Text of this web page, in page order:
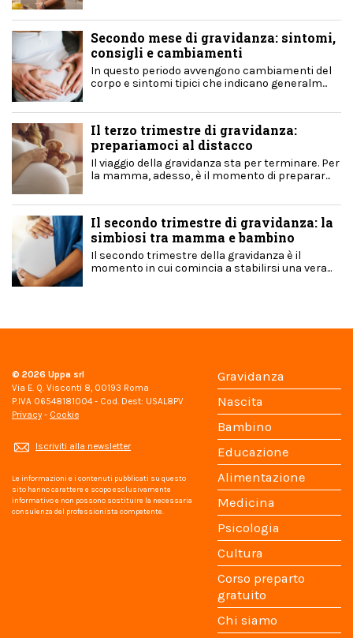
Secondo mese di gravidanza: sintomi,
consigli e cambiamenti
In questo periodo avvengono cambiamenti del
corpo e sintomi tipici che indicano generalm...
Il terzo trimestre di gravidanza:
prepariamoci al distacco
Il viaggio della gravidanza sta per terminare. Per
la mamma, adesso, è il momento di preparar...
Il secondo trimestre di gravidanza: la
simbiosi tra mamma e bambino
Il secondo trimestre della gravidanza è il
momento in cui comincia a stabilirsi una vera...
© 2026 Uppa srl
Via E. Q. Visconti 8, 00193 Roma
P.IVA 06548181004 - Cod. Dest: USAL8PV
Privacy - Cookie
Iscriviti alla newsletter
Le informazioni e i contenuti pubblicati su questo
sito hanno carattere e scopo esclusivamente
informativo e non possono sostituire la necessaria
consulenza del professionista competente.
Gravidanza
Nascita
Bambino
Educazione
Alimentazione
Medicina
Psicologia
Cultura
Corso preparto
gratuito
Chi siamo